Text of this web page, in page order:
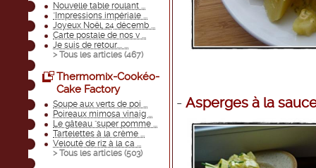
Nouvelle table roulant ...
"Impressions impériale ...
Joyeux Noël, 24 décemb ...
Carte postale de nos v ...
Je suis de retour.... ...
> Tous les articles (467)
Thermomix-Cookéo-
Cake Factory
Soupe aux verts de poi ...
Poireaux mimosa vinaig ...
Le gâteau "super pomme ...
Tartelettes à la crème ...
Velouté de riz à la ca ...
> Tous les articles (503)
- Asperges à la